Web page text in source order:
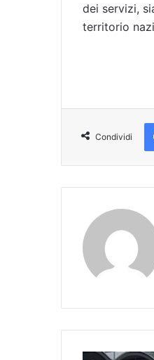
dei servizi,
territorio
Condividi